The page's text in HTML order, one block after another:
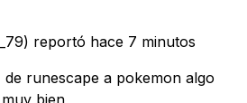
reportó hace 7 minutos
runescape a pokemon algo
bien